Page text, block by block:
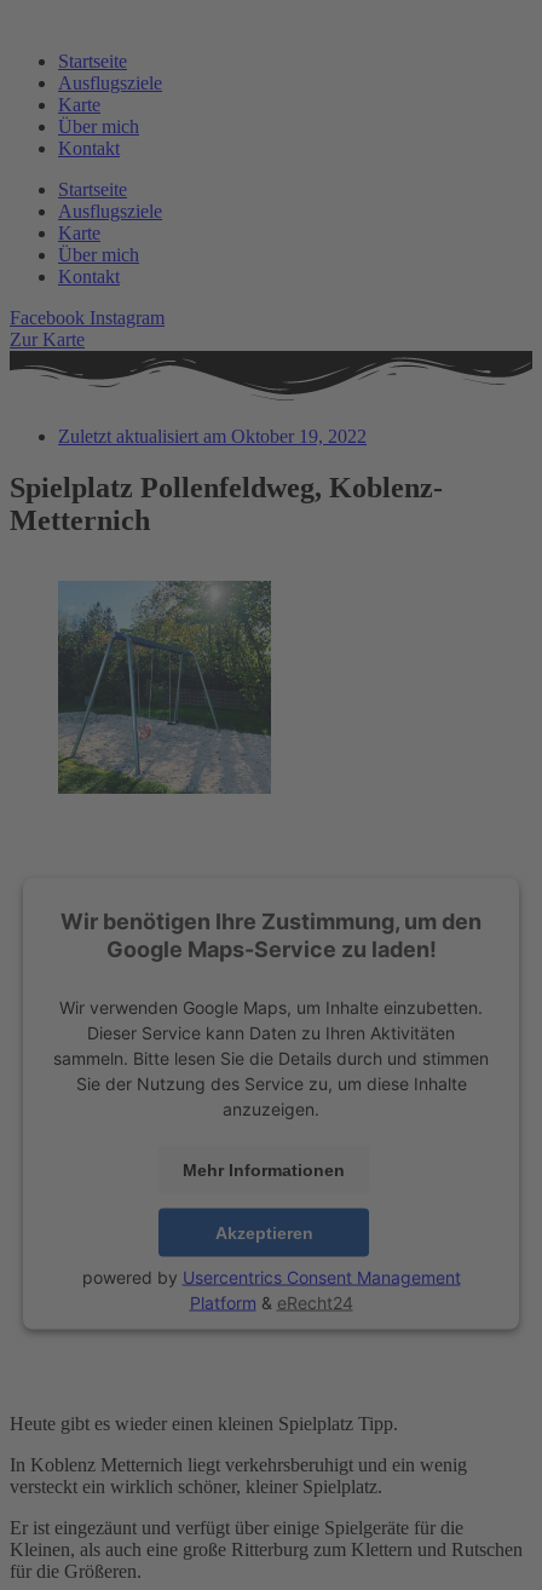
springenStartseite
Ausflugsziele
Karte
Über mich
Kontakt
Startseite
Ausflugsziele
Karte
Über mich
Kontakt
Facebook Instagram
Zur Karte
Zuletzt aktualisiert am Oktober 19, 2022
Spielplatz Pollenfeldweg, Koblenz-
Metternich
Wir benötigen Ihre Zustimmung, um den
Google Maps-Service zu laden!
Wir verwenden Google Maps, um Inhalte einzubetten.
Dieser Service kann Daten zu Ihren Aktivitäten
sammeln. Bitte lesen Sie die Details durch und stimmen
Sie der Nutzung des Service zu, um diese Inhalte
anzuzeigen.
Mehr Informationen
Akzeptieren
powered by Usercentrics Consent Management
Platform & eRecht24
Heute gibt es wieder einen kleinen Spielplatz Tipp.
In Koblenz Metternich liegt verkehrsberuhigt und ein wenig
versteckt ein wirklich schöner, kleiner Spielplatz.
Er ist eingezäunt und verfügt über einige Spielgeräte für die
Kleinen, als auch eine große Ritterburg zum Klettern und Rutschen
für die Größeren.